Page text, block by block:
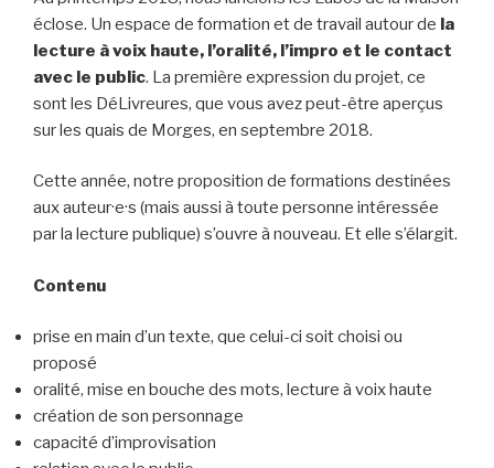
éclose. Un espace de formation et de travail autour de la
lecture à voix haute, l’oralité, l’impro et le contact
avec le public. La première expression du projet, ce
sont les DéLivreures, que vous avez peut-être aperçus
sur les quais de Morges, en septembre 2018.
Cette année, notre proposition de formations destinées
aux auteur·e·s (mais aussi à toute personne intéressée
par la lecture publique) s’ouvre à nouveau. Et elle s’élargit.
Contenu
prise en main d’un texte, que celui-ci soit choisi ou
proposé
oralité, mise en bouche des mots, lecture à voix haute
création de son personnage
capacité d’improvisation